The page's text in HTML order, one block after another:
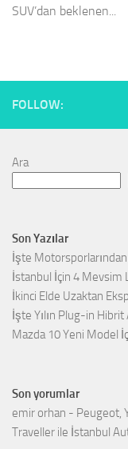
SUV’dan beklenen...
FOLLOW:
Ara
Son Yazılar
İşte
İstanbul İçin 4 Mevsim
İkinci Elde Uzaktan
İşte Yılın Plug-in
Mazda 10 Yeni Model
Son yorumlar
emir orhan - Peugeot,
Traveller ile İstanbul